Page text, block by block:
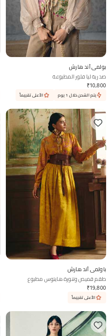
بولمي آند هارش
صدرية ليا فلور المطبوعة
₹10,800
يتم الشحن خلال 1 يوم الأعلى تقييماً
باولمي آند هارش
طقم قميص وتنورة هايتوس مطبوع
₹19,800
الأعلى تقييماً